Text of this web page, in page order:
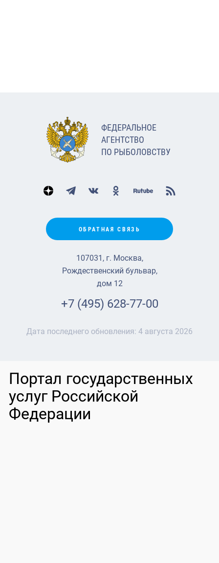
ФЕДЕРАЛЬНОЕ
АГЕНТСТВО
ПО РЫБОЛОВСТВУ
ОБРАТНАЯ СВЯЗЬ
107031, г. Москва,
Рождественский бульвар,
дом 12
+7 (495) 628-77-00
Дата последнего обновления: 4 августа 2026
Портал государственных
услуг Российской
Федерации